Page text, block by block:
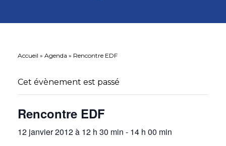
Accueil » Agenda » Rencontre EDF
Cet évènement est passé
Rencontre EDF
12 janvier 2012 à 12 h 30 min - 14 h 00 min